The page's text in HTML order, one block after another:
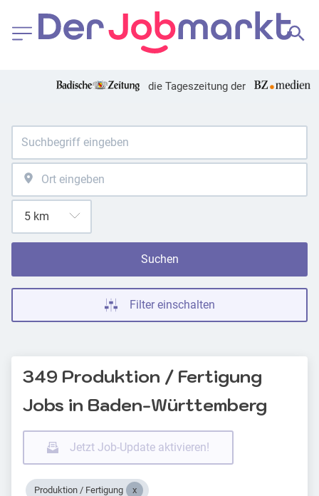
die Tageszeitung der
Suchen
Filter einschalten
349 Produktion / Fertigung
Jobs in Baden-Württemberg
Jetzt Job-Update aktivieren!
Produktion / Fertigung